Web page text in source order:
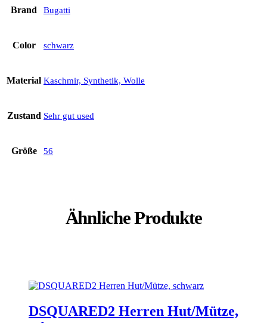
Brand Bugatti
Color schwarz
Material Kaschmir, Synthetik, Wolle
Zustand Sehr gut used
Größe 56
Ähnliche Produkte
DSQUARED2 Herren Hut/Mütze,